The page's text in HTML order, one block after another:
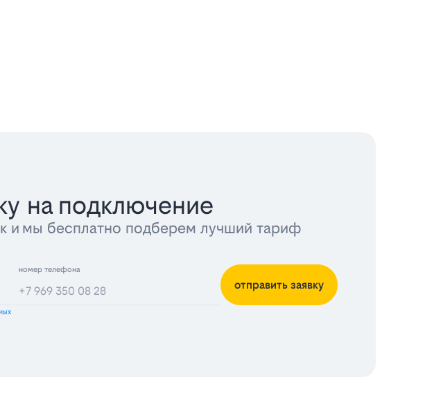
на подключение
и мы бесплатно подберем лучший тариф
номер телефона
отправить заявку